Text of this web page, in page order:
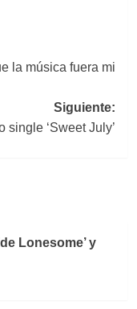
la música fuera mi
Siguiente:
single ‘Sweet July’
Lonesome’ y